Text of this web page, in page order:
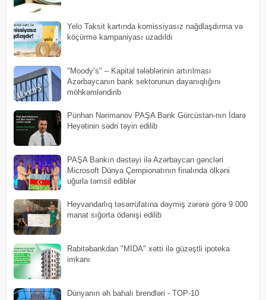
Yelo Taksit kartında komissiyasız nağdlaşdırma və
köçürmə kampaniyası uzadıldı
"Moody’s" – Kapital tələblərinin artırılması
Azərbaycanın bank sektorunun dayanıqlığını
möhkəmləndirib
Pünhan Nərimanov PAŞA Bank Gürcüstan-nın İdarə
Heyətinin sədri təyin edilib
PAŞA Bankın dəstəyi ilə Azərbaycan gəncləri
Microsoft Dünya Çempionatının finalında ölkəni
uğurla təmsil ediblər
Heyvandarlıq təsərrüfatına dəymiş zərərə görə 9 000
manat sığorta ödənişi edilib
Rabitəbankdan "MİDA" xətti ilə güzəştli ipoteka
imkanı
Dünyanın əh bahalı brendləri - TOP-10